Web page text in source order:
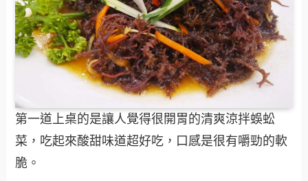
第一道上桌的是讓人覺得很開胃的清爽涼拌蜈蚣
菜，吃起來酸甜味道超好吃，口感是很有嚼勁的軟
脆。